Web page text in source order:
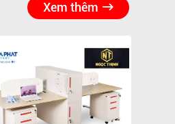
Xem thêm